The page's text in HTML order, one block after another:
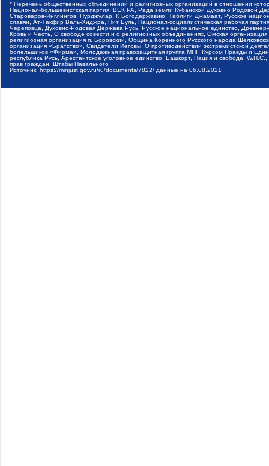
* Перечень общественных объединений и религиозных организаций в отношении
Национал-большевистская партия, ВЕК РА, Рада земли Кубанской Духовно Родовой
Староверов-Инглингов, Нурджулар, К Богодержавию, Таблиги Джамаат, Русское
славян, Ат-Такфир Валь-Хиджра, Пит Буль, Национал-социалистическая рабочая
Череповца, Духовно-Родовая Держава Русь, Русское национальное единство,
Кровь и Честь, О свободе совести и о религиозных объединениях, Омская
религиозная организация п. Боровский, Община Коренного Русского народа
организация «Братство», Свидетели Иеговы, О противодействии экстремистской
болельщиков «Фирма», Молодежная правозащитная группа МПГ, Курсом Правды и
республика Русь, Арестантское уголовное единство, Башкорт, Нация и свобода,
прав граждан, Штабы Навального
Источник: https://minjust.gov.ru/ru/documents/7822/ данные на 06.08.2021